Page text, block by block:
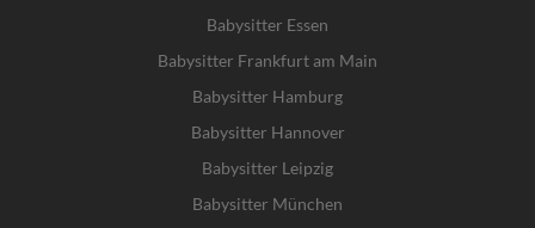
Babysitter Essen
Babysitter Frankfurt am Main
Babysitter Hamburg
Babysitter Hannover
Babysitter Leipzig
Babysitter München